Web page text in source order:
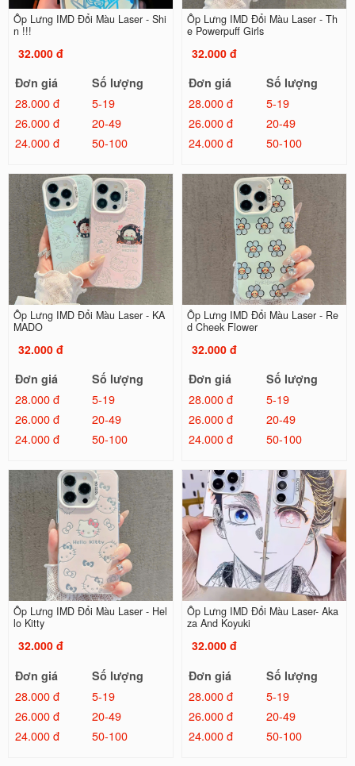
Ốp Lưng IMD Đổi Màu Laser - Shi
n !!!
32.000 đ
Đơn giá
Số lượng
28.000 đ
5-19
26.000 đ
20-49
24.000 đ
50-100
Ốp Lưng IMD Đổi Màu Laser - Th
e Powerpuff Girls
32.000 đ
Đơn giá
Số lượng
28.000 đ
5-19
26.000 đ
20-49
24.000 đ
50-100
Ốp Lưng IMD Đổi Màu Laser - KA
MADO
32.000 đ
Đơn giá
Số lượng
28.000 đ
5-19
26.000 đ
20-49
24.000 đ
50-100
Ốp Lưng IMD Đổi Màu Laser - Re
d Cheek Flower
32.000 đ
Đơn giá
Số lượng
28.000 đ
5-19
26.000 đ
20-49
24.000 đ
50-100
Ốp Lưng IMD Đổi Màu Laser - Hel
lo Kitty
32.000 đ
Đơn giá
Số lượng
28.000 đ
5-19
26.000 đ
20-49
24.000 đ
50-100
Ốp Lưng IMD Đổi Màu Laser- Aka
za And Koyuki
32.000 đ
Đơn giá
Số lượng
28.000 đ
5-19
26.000 đ
20-49
24.000 đ
50-100